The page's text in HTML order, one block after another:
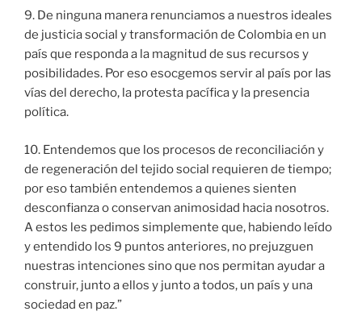
9. De ninguna manera renunciamos a nuestros ideales
de justicia social y transformación de Colombia en un
país que responda a la magnitud de sus recursos y
posibilidades. Por eso esocgemos servir al país por las
vías del derecho, la protesta pacífica y la presencia
política.
10. Entendemos que los procesos de reconciliación y
de regeneración del tejido social requieren de tiempo;
por eso también entendemos a quienes sienten
desconfianza o conservan animosidad hacia nosotros.
A estos les pedimos simplemente que, habiendo leído
y entendido los 9 puntos anteriores, no prejuzguen
nuestras intenciones sino que nos permitan ayudar a
construir, junto a ellos y junto a todos, un país y una
sociedad en paz.”